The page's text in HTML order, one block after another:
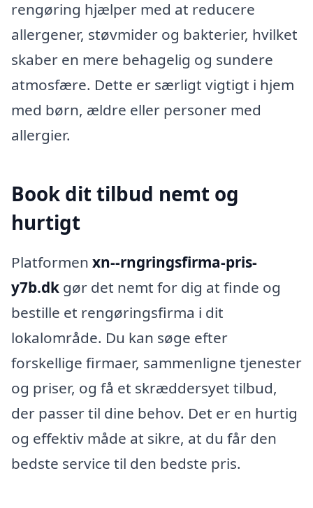
rengøring hjælper med at reducere
allergener, støvmider og bakterier, hvilket
skaber en mere behagelig og sundere
atmosfære. Dette er særligt vigtigt i hjem
med børn, ældre eller personer med
allergier.
Book dit tilbud nemt og
hurtigt
Platformen xn--rngringsfirma-pris-
y7b.dk gør det nemt for dig at finde og
bestille et rengøringsfirma i dit
lokalområde. Du kan søge efter
forskellige firmaer, sammenligne tjenester
og priser, og få et skræddersyet tilbud,
der passer til dine behov. Det er en hurtig
og effektiv måde at sikre, at du får den
bedste service til den bedste pris.